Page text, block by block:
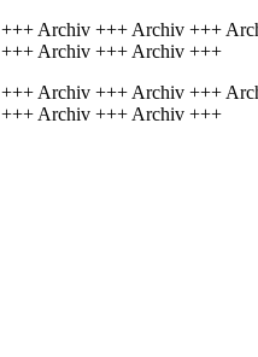
Archiv +++ Archiv +++
Archiv +++ Archiv +++
Archiv +++ Archiv +++
Archiv +++ Archiv +++